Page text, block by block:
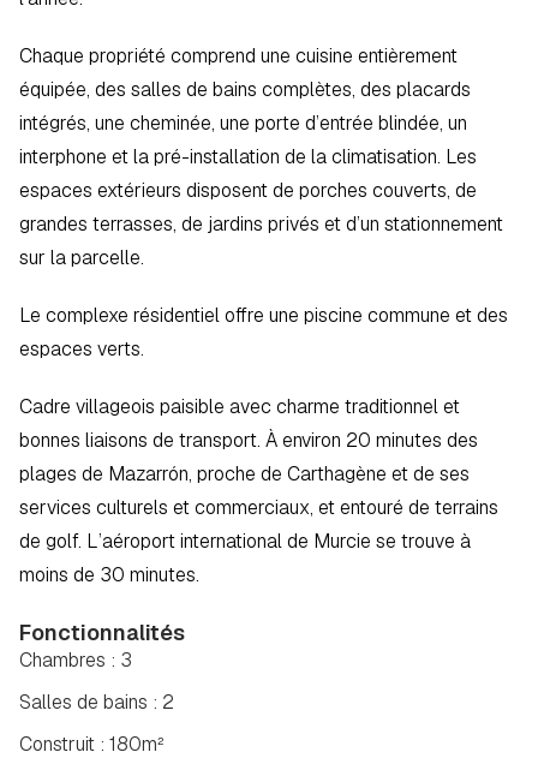
Chaque propriété comprend une cuisine entièrement
équipée, des salles de bains complètes, des placards
intégrés, une cheminée, une porte d’entrée blindée, un
interphone et la pré-installation de la climatisation. Les
espaces extérieurs disposent de porches couverts, de
grandes terrasses, de jardins privés et d’un stationnement
sur la parcelle.
Le complexe résidentiel offre une piscine commune et des
espaces verts.
Cadre villageois paisible avec charme traditionnel et
bonnes liaisons de transport. À environ 20 minutes des
plages de Mazarrón, proche de Carthagène et de ses
services culturels et commerciaux, et entouré de terrains
de golf. L’aéroport international de Murcie se trouve à
moins de 30 minutes.
Fonctionnalités
Salles de bains : 2
Construit : 180m²
Chambres : 3